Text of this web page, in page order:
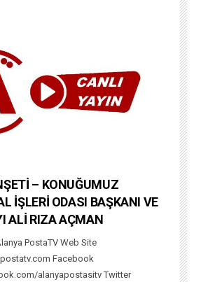
– KONUĞUMUZ
İŞLERİ ODASI BAŞKANI VE
ALİ RIZA AÇMAN
PostaTV Web Site
Facebook
alanyapostasitv Twitter